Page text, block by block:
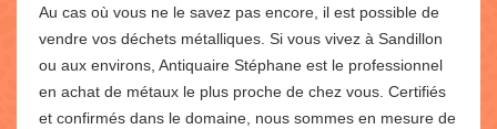
Au cas où vous ne le savez pas encore, il est possible de
vendre vos déchets métalliques. Si vous vivez à Sandillon
ou aux environs, Antiquaire Stéphane est le professionnel
en achat de métaux le plus proche de chez vous. Certifiés
et confirmés dans le domaine, nous sommes en mesure de